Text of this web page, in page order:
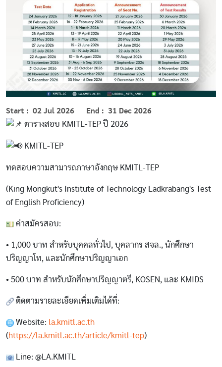
Start 02 Jul 2026 End 31 Dec 2026
ตารางสอบ KMITL-TEP ปี 2026
KMITL-TEP
ทดสอบความสามารถภาษาอังกฤษ KMITL-TEP​
(King Mongkut's Institute of Technology Ladkrabang's Test
of English Proficiency)
ค่าสมัครสอบ:
• 1,000 บาท สำหรับบุคคลทั่วไป, บุคลากร สจล., นักศึกษา
ปริญญาโท, และนักศึกษาปริญญาเอก
• 500 บาท สำหรับนักศึกษาปริญญาตรี, KOSEN, และ KMIDS
ติดตาม​รายละเอียดเพิ่มเติมได้ที่:
Website: la.kmitl.ac.th
(https://la.kmitl.ac.th/article/kmitl-tep)
Line: @LA.KMITL